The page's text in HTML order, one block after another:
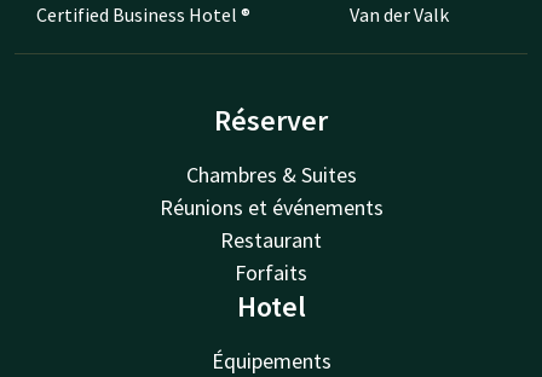
Certified Business Hotel ® Van der Valk
Réserver
Chambres & Suites
Réunions et événements
Restaurant
Forfaits
Hotel
Équipements